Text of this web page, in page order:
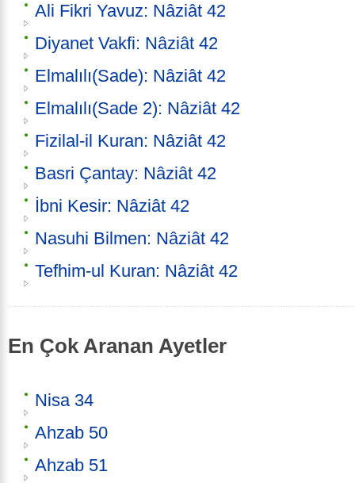
Ali Fikri Yavuz: Nâziât 42
Diyanet Vakfi: Nâziât 42
Elmalılı(Sade): Nâziât 42
Elmalılı(Sade 2): Nâziât 42
Fizilal-il Kuran: Nâziât 42
Basri Çantay: Nâziât 42
İbni Kesir: Nâziât 42
Nasuhi Bilmen: Nâziât 42
Tefhim-ul Kuran: Nâziât 42
En Çok Aranan Ayetler
Nisa 34
Ahzab 50
Ahzab 51